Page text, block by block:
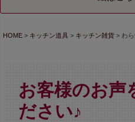
HOME キッチン道具 キッチン雑貨 わ
お客様のお声
ださい♪